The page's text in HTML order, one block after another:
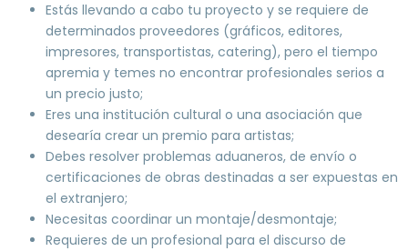
Estás llevando a cabo tu proyecto y se requiere de
determinados proveedores (gráficos, editores,
impresores, transportistas, catering), pero el tiempo
apremia y temes no encontrar profesionales serios a
un precio justo;
Eres una institución cultural o una asociación que
desearía crear un premio para artistas;
Debes resolver problemas aduaneros, de envío o
certificaciones de obras destinadas a ser expuestas en
el extranjero;
Necesitas coordinar un montaje/desmontaje;
Requieres de un profesional para el discurso de